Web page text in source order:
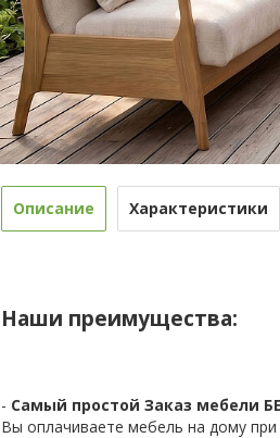
Описание Характеристики
Наши преимущества:
- Самый простой Заказ мебели
Вы оплачиваете мебель на дому при